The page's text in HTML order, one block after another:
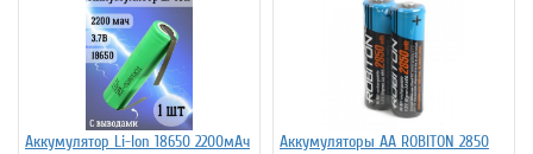
Аккумулятор Li-Ion 18650 2200мАч
Аккумуляторы АА ROBITON 2850